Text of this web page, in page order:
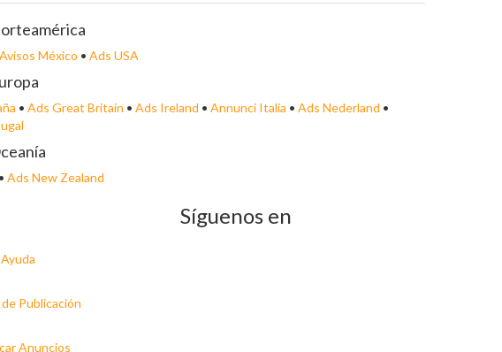
Avisos México • Ads USA
• Ads Great Britain • Ads Ireland • Annunci Italia • Ads Nederland •
• Ads New Zealand
Ayuda
Publicación
Anuncios
Síguenos en